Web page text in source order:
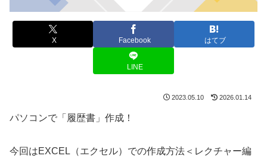
X Facebook はてブ
LINE
2023.05.10 2026.01.14
パソコンで「履歴書」作成！
今回はEXCEL（エクセル）での作成方法＜レクチャー編